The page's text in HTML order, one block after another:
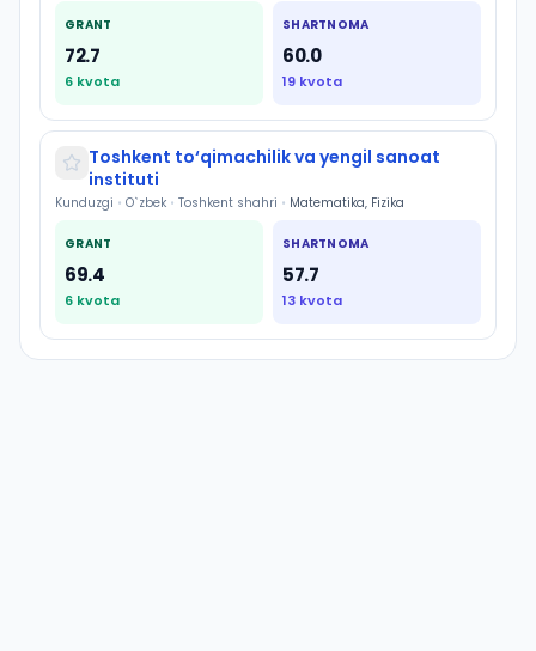
GRANT
72.7
6 kvota
SHARTNOMA
60.0
19 kvota
Toshkent to‘qimachilik va yengil sanoat
instituti
Kunduzgi • O`zbek • Toshkent shahri • Matematika, Fizika
GRANT
69.4
6 kvota
SHARTNOMA
57.7
13 kvota